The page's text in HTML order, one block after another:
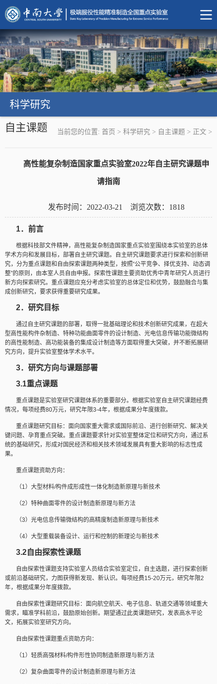
科学研究
自主课题 当前您的位置: 首页 > 科学研究 > 自主课题 > 正文 >
高性能复杂制造国家重点实验室2022年自主研究课题申
请指南
发布时间：2022-03-21 浏览次数： 1818
1．前言
根据科技部文件精神，高性能复杂制造国家重点实验室围绕本实验室的总体
学术方向和发展目标，部署自主研究课题。自主研究课题要求进行探索和创新研
究，分为重点课题和自由探索课题两种类型，按照“公平竞争、择优支持、动态调
整”的原则，由本室人员自由申报。探索性课题主要资助优秀中青年研究人员进行
新方向探索研究。重点课题应充分考虑实验室的总体定位和优势，鼓励融合与集
成创新研究，要求获得重要研究成果。
2．研究目标
通过自主研究课题的部署，取得一批基础理论和技术创新研究成果，在超大
型高性能构件杂制造、特种功能曲面零件的设计制造、光电信息传输功能微结构
的高性能制造、高功能装备的集成设计制造等方面取得重大突破，并不断拓展研
究方向，提升实验室整体学术水平。
3．研究方向与课题部署
3.1重点课题
重点课题是实验室研究课题体系的重要部分。根据实验室自主研究课题经费
情况，每项经费80万元，研究年限3-4年，根据成果分年度拨款。
重点课题研究目标：面向国家重大需求或国际前沿、进行创新研究、解决关
键问题、孕育重点突破。重点课题要求针对实验室整体定位和研究方向，通过系
统的基础研究，形成对国民经济和相关技术领域发展具有重大影响的标志性成
果。
重点课题资助方向：
（1 ）大型材料/构件成形成性一体化制造新原理与新技术
（2）特种曲面零件的设计制造新原理与新方法
（3）光电信息传输微结构的高精度制造新原理与新技术
（4）大型重载装备设计、运行和控制的新理论与新技术
3.2自由探索性课题
自由探索性课题支持实验室人员结合实验室定位，自主选题，进行探索创新
或前沿基础研究，力图获得新发现、新认识。每项经费15-20万元，研究年限2
年，根据成果分年度拨款。
自由探索性课题研究目标：面向航空航天、电子信息、轨道交通等领域重大
需求，瞄准学科前沿，鼓励原始创新。期望通过此类课题研究，发表高水平论
文，拓展实验室研究方向。
自由探索性课题重点资助方向：
（1 ）轻质高强材料/构件形性协同制造新原理与新方法
（2）复杂曲面零件的设计制造新原理与新方法